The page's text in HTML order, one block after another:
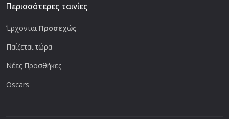
Περισσότερες ταινίες
Έρχονται Προσεχώς
Παίζεται τώρα
Νέες Προσθήκες
Oscars